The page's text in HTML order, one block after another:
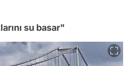
su basar"